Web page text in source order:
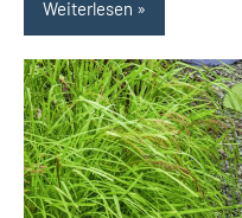
Weiterlesen